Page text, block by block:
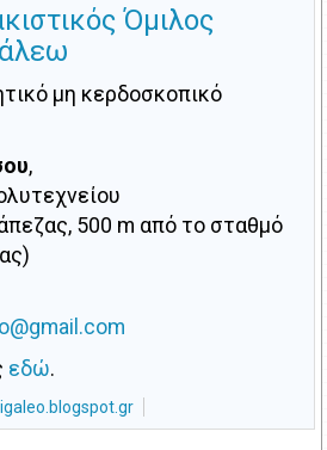
Όμιλος
μη κερδοσκοπικό
,
500 m από το σταθμό
εδώ.